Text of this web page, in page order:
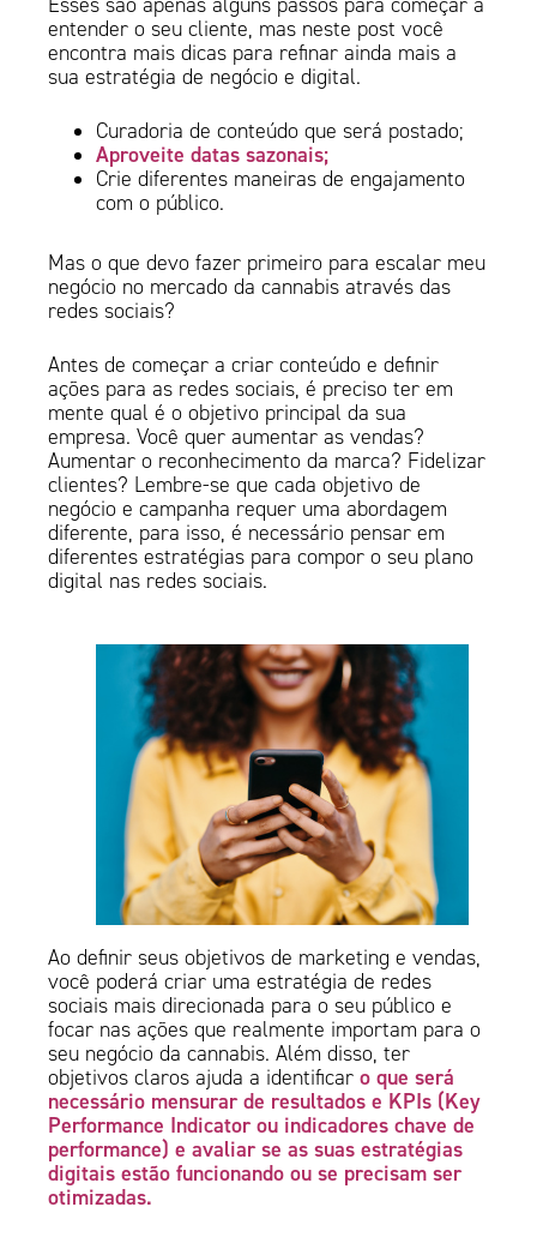
entender o seu cliente, mas neste post você
encontra mais dicas para refinar ainda mais a
sua estratégia de negócio e digital.
Curadoria de conteúdo que será postado;
Aproveite datas sazonais;
Crie diferentes maneiras de engajamento
com o público.
Mas o que devo fazer primeiro para escalar meu
negócio no mercado da cannabis através das
redes sociais?
Antes de começar a criar conteúdo e definir
ações para as redes sociais, é preciso ter em
mente qual é o objetivo principal da sua
empresa. Você quer aumentar as vendas?
Aumentar o reconhecimento da marca? Fidelizar
clientes? Lembre-se que cada objetivo de
negócio e campanha requer uma abordagem
diferente, para isso, é necessário pensar em
diferentes estratégias para compor o seu plano
digital nas redes sociais.
Ao definir seus objetivos de marketing e vendas,
você poderá criar uma estratégia de redes
sociais mais direcionada para o seu público e
focar nas ações que realmente importam para o
seu negócio da cannabis. Além disso, ter
objetivos claros ajuda a identificar o que será
necessário mensurar de resultados e KPIs (Key
Performance Indicator ou indicadores chave de
performance) e avaliar se as suas estratégias
digitais estão funcionando ou se precisam ser
otimizadas.